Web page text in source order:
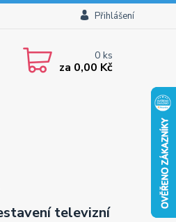
Přihlášení
0ks
za 0,00 Kč
televizní